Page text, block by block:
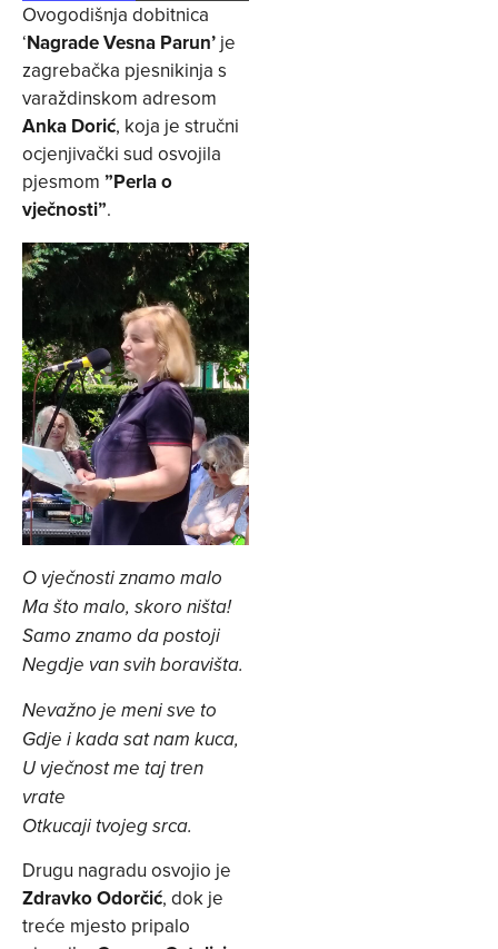
Ovogodišnja dobitnica
‘Nagrade Vesna Parun’ je
zagrebačka pjesnikinja s
varaždinskom adresom
Anka Dorić, koja je stručni
ocjenjivački sud osvojila
pjesmom ”Perla o
vječnosti”.
O vječnosti znamo malo
Ma što malo, skoro ništa!
Samo znamo da postoji
Negdje van svih boravišta.
Nevažno je meni sve to
Gdje i kada sat nam kuca,
U vječnost me taj tren
vrate
Otkucaji tvojeg srca.
Drugu nagradu osvojio je
Zdravko Odorčić, dok je
treće mjesto pripalo